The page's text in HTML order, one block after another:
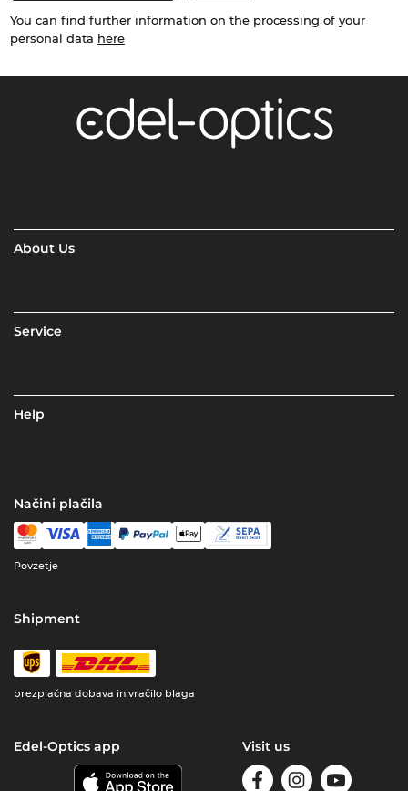
You can find further information on the processing of your
personal data here
About Us
Service
Help
Načini plačila
Povzetje
Shipment
brezplačna dobava in vračilo blaga
Edel-Optics app Visit us